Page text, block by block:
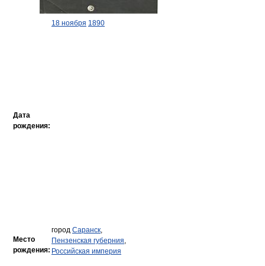
Дата
рождения:
18 ноября 1890
Место
рождения:
город Саранск,
Пензенская губерния,
Российская империя